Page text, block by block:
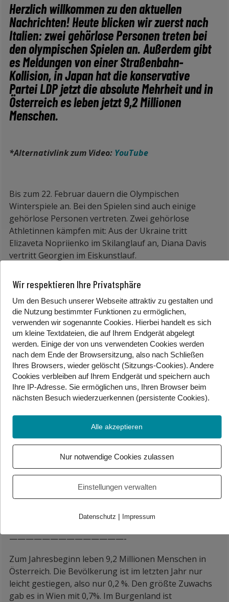
Herzlich willkommen zu den aktuellen
Nachrichten! Heute blicken wir zuerst nach
Italien: zwei gehörlose Personen treten bei
den olympischen Spielen an. Außerdem gibt
es Meldungen von einer Straßenbahn-
Kollision, in Japan hat die konservative
Partei LDP jetzt die absolute Mehrheit und in
Österreich es leben jetzt 9,2 Millionen
Menschen.
*Alternativlink zum Video: YouTube
Bis zum 22. Februar dauern die Olympischen
Winterspiele an. Bei den Spielen sind auch einige
gehörlose Personen vertreten. Zwei gehörlose
Athletinnen kämpfen mit: Aus der Ukraine tritt
Elizaveta Nopriienko im Skilanglauf an, Diana Davis
vertritt Georgien im Eiskunstlauf.
erste gehörlose Fahnenträgerin in der Geschichte der
Winterspiele..
——————————————-
Am Montag sind in Floridsdorf sind zwei
Straßenbahnen kollidiert. 14 Personen wurden dabei
leicht verletzt. Am Bahnhof ist eine Straßenbahn der
Linie 25 mit einer der Linie 26 kollidiert, die gerade in
der Station am Floridsdorfer Bahnhof gestanden ist.
Warum es zu dem Unfall kam, ist noch unklar.
——————————————-
Japans Regierungspartei LDP hat die letzte Wahl
deutlich gewonnen. Die konservative Partei unter
Minister-Präsidentin Takaichi hat mehr als zwei Drittel
die Verfassung ändern. So möchte Takaichi z.B. die
grundsätzlich verbietet.
——————————————-
Zum Jahresbeginn leben 9,2 Millionen Menschen in
Österreich. Die Bevölkerung ist im letzten Jahr nur
leicht gestiegen, also nur 0,2 %. Den größte Zuwachs
gab es in Wien mit 0,7%. Im Burgenland ist
Wir respektieren Ihre Privatsphäre
Um den Besuch unserer Webseite attraktiv zu gestalten und
die Nutzung bestimmter Funktionen zu ermöglichen,
verwenden wir sogenannte Cookies. Hierbei handelt es sich
um kleine Textdateien, die auf Ihrem Endgerät abgelegt
werden. Einige der von uns verwendeten Cookies werden
nach dem Ende der Browsersitzung, also nach Schließen
Ihres Browsers, wieder gelöscht (Sitzungs-Cookies). Andere
Cookies verbleiben auf Ihrem Endgerät und speichern auch
Ihre IP-Adresse. Sie ermöglichen uns, Ihren Browser beim
nächsten Besuch wiederzuerkennen (persistente Cookies).
Alle akzeptieren
Nur notwendige Cookies zulassen
Einstellungen verwalten
Datenschutz | Impressum